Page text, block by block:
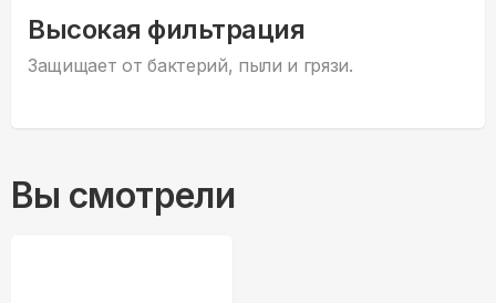
Высокая фильтрация
Защищает от бактерий, пыли и грязи.
Вы смотрели